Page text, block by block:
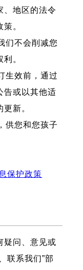
、地区的法令
。
们不会削减您
。
生效前，通过
告或以其他适
新。
供您和您孩子
保护政策
疑问、意见或
联系我们”部